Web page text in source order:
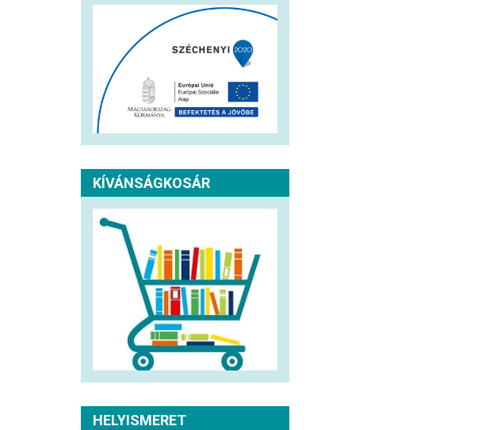
KÍVÁNSÁGKOSÁR
HELYISMERET